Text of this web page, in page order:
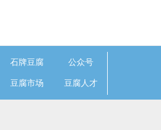
石牌豆腐 公众号
豆腐市场 豆腐人才